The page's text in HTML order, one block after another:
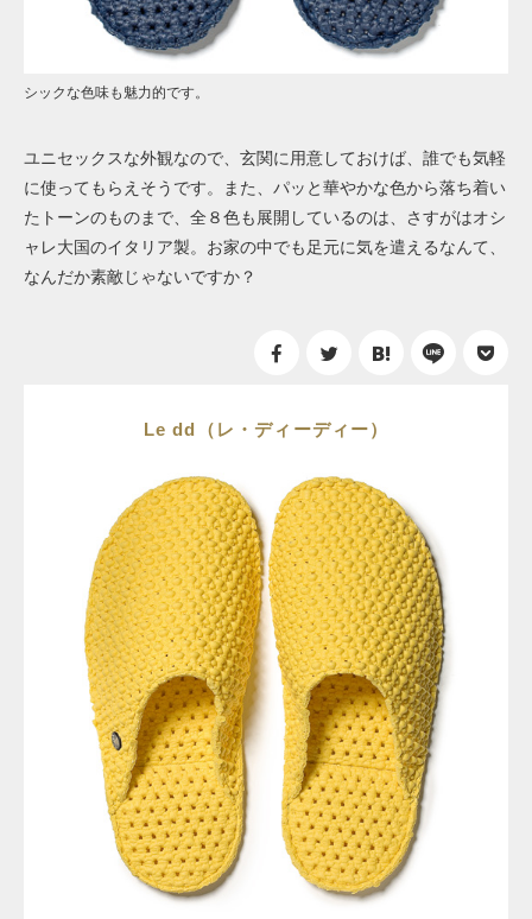
シックな色味も魅力的です。
ユニセックスな外観なので、玄関に用意しておけば、誰でも気軽
に使ってもらえそうです。また、パッと華やかな色から落ち着い
たトーンのものまで、全８色も展開しているのは、さすがはオシ
ャレ大国のイタリア製。お家の中でも足元に気を遣えるなんて、
なんだか素敵じゃないですか？
Le dd（レ・ディーディー）